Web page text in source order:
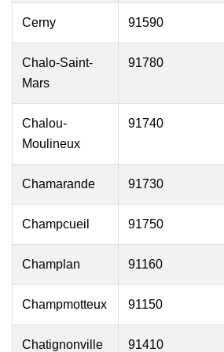
Cerny 91590
Chalo-Saint-
Mars
91780
Chalou-
Moulineux
91740
Chamarande 91730
Champcueil 91750
Champlan 91160
Champmotteux 91150
Chatignonville 91410